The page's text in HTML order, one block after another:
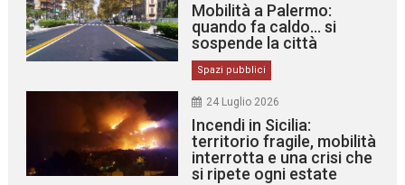
Mobilità a Palermo:
quando fa caldo… si
sospende la città
Spazi pubblici
24 Luglio 2026
Incendi in Sicilia:
territorio fragile, mobilità
interrotta e una crisi che
si ripete ogni estate